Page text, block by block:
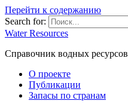
Перейти к содержанию
Search for:
Water Resources
Справочник водных ресурсов
О проекте
Публикации
Запасы по странам